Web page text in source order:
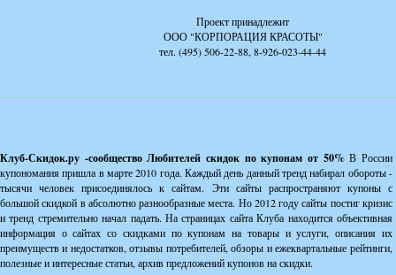
Проект принадлежит
ООО "КОРПОРАЦИЯ КРАСОТЫ"
тел. (495) 506-22-88, 8-926-023-44-44
Клуб-Скидок.ру -сообщество Любителей скидок по купонам от 50%В России
купономания пришла в марте 2010 года. Каждый день данный тренд набирал обороты -
тысячи человек присоединялось к сайтам. Эти сайты распространяют купоны с
большой скидкой в абсолютно разнообразные места. Но 2012 году сайты постиг кризис
и тренд стремительно начал падать. На страницах сайта Клуба находится объективная
информация о сайтах со скидками по купонам на товары и услуги, описания их
преимуществ и недостатков, отзывы потребителей, обзоры и ежеквартальные рейтинги,
полезные и интересные статьи, архив предложений купонов на скидки.